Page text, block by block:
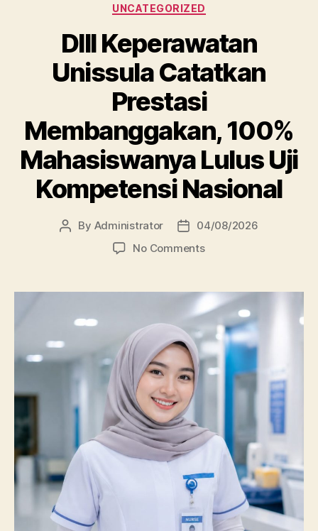
Categories
UNCATEGORIZED
DIII Keperawatan
Unissula Catatkan
Prestasi
Membanggakan, 100%
Mahasiswanya Lulus Uji
Kompetensi Nasional
Post
By Administrator
Post
date
04/08/2026
No Commentson
Unissula
Catatkan
Prestasi
Membanggakan,
100%
Mahasiswanya
Kompetensi
Nasional